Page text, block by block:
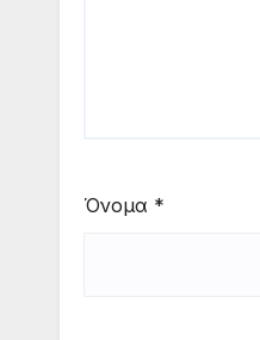
Όνομα *